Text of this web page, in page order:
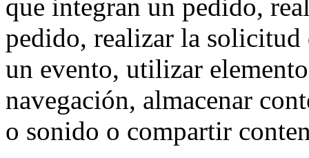
que integran un pedido,
pedido, realizar la
un evento, utilizar
navegación, almacenar
o sonido o compartir